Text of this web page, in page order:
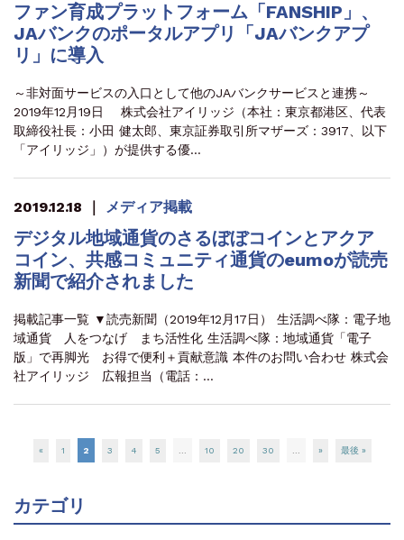
ファン育成プラットフォーム「FANSHIP」、
JAバンクのポータルアプリ「JAバンクアプ
リ」に導入
～非対面サービスの入口として他のJAバンクサービスと連携～
2019年12月19日 株式会社アイリッジ（本社：東京都港区、代表
取締役社長：小田 健太郎、東京証券取引所マザーズ：3917、以下
「アイリッジ」）が提供する優…
2019.12.18 ｜ メディア掲載
デジタル地域通貨のさるぼぼコインとアクア
コイン、共感コミュニティ通貨のeumoが読売
新聞で紹介されました
掲載記事一覧 ▼読売新聞（2019年12月17日） 生活調べ隊：電子地
域通貨 人をつなげ まち活性化 生活調べ隊：地域通貨「電子
版」で再脚光 お得で便利＋貢献意識 本件のお問い合わせ 株式会
社アイリッジ 広報担当（電話：…
« 1 2 3 4 5 10 20 30 » 最後 »
カテゴリ